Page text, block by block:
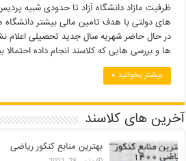
ظرفیت مازاد دانشگاه آزاد تا حدودی شبیه
های دولتی با هدف تامین مالی بیشتر
در حال حاضر شهریه سال جدید تحصیلی اعلام
ها و بررسی هایی که کلاسند انجام داده احتمالا بین ۱۰ الی
بیشتر بخوانید »
آخرین های کلاسند
بهترین منابع کنکور ریاضی